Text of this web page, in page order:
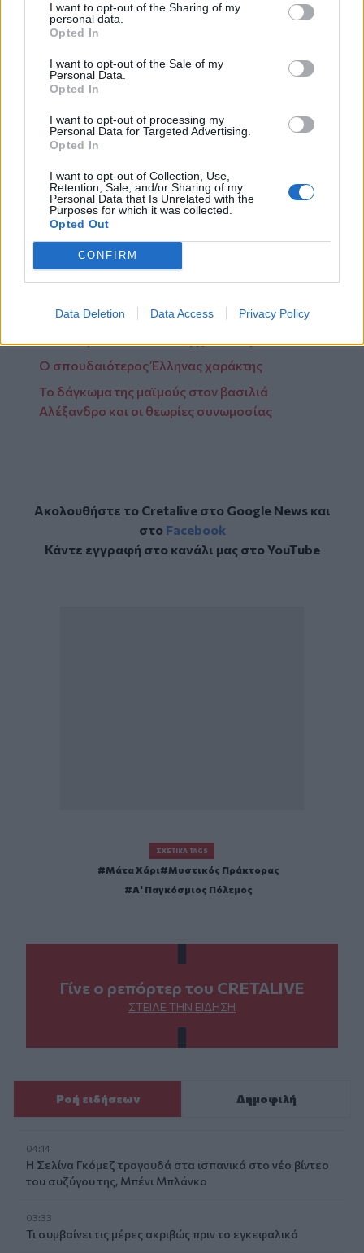
I want to opt-out of the Sharing of my
personal data.
Opted In
I want to opt-out of the Sale of my
Personal Data.
Opted In
I want to opt-out of processing my
Personal Data for Targeted Advertising.
Opted In
I want to opt-out of Collection, Use,
Retention, Sale, and/or Sharing of my
Personal Data that Is Unrelated with the
Purposes for which it was collected.
Opted Out
CONFIRM
Data Deletion Data Access Privacy Policy
των μυστικών υπηρεσιών η οποία τελικά την οδήγησε
στο εκτελεστικό απόσπασμα.
Η πλήρης αλήθεια θα αποκαλυφθεί όταν η Γαλλία
αποχαρακτηρίσει τα επίσημα έγγραφα.
Εφημερίδα το ΒΗΜΑ
TVXS.gr
Η κόκκινη χορεύτρια, Ρίτσαρντ Σκίνερ, εκδ. Εμπειρία
Εκδοτική
Livepedia.gr
Ο σπουδαιότερος Έλληνας χαράκτης
Το δάγκωμα της μαϊμούς στον βασιλιά
Αλέξανδρο και οι θεωρίες συνωμοσίας
Ακολουθήστε το Cretalive στο Google Newsκαι
στο Facebook
Κάντε εγγραφή στο κανάλι μας στοYouTube
ΣΧΕΤΙΚΆ TAGS
Μάτα Χάρι
Μυστικός Πράκτορας
Α' Παγκόσμιος Πόλεμος
Γίνε ο ρεπόρτερ του CRETALIVE
ΣΤΕΊΛΕ ΤΗΝ ΕΊΔΗΣΗ
Ροή ειδήσεων Δημοφιλή
04:14
Η Σελίνα Γκόμεζ τραγουδά στα ισπανικά στο νέο βίντεο
του συζύγου της, Μπένι Μπλάνκο
03:33
Τι συμβαίνει τις μέρες ακριβώς πριν το εγκεφαλικό